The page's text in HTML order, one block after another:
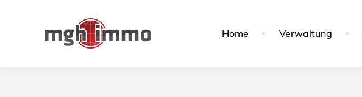
Home Verwaltung